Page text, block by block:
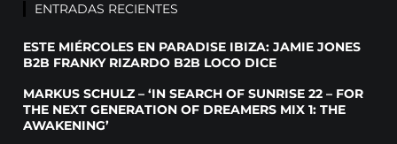
ENTRADAS RECIENTES
ESTE MIÉRCOLES EN PARADISE IBIZA: JAMIE JONES
B2B FRANKY RIZARDO B2B LOCO DICE
MARKUS SCHULZ – ‘IN SEARCH OF SUNRISE 22 – FOR
THE NEXT GENERATION OF DREAMERS MIX 1: THE
AWAKENING’